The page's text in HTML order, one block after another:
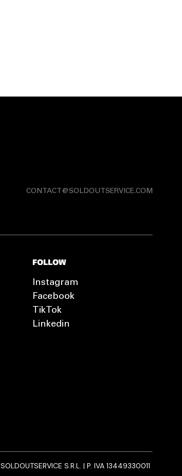
CONTACT@SOLDOUTSERVICE.COM
FOLLOW
Instagram
Facebook
TikTok
Linkedin
SOLDOUTSERVICE S.R.L. | P. IVA 13449330011